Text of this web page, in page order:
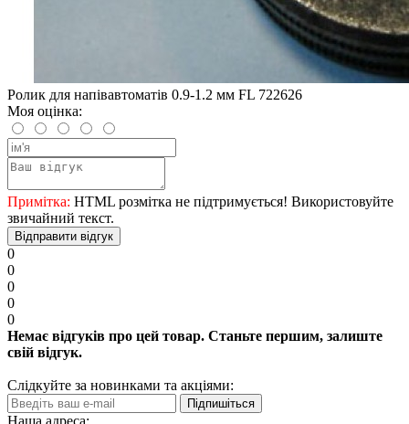
Ролик для напівавтоматів 0.9-1.2 мм FL 722626
Моя оцінка:
Примітка: HTML розмітка не підтримується! Використовуйте
звичайний текст.
Відправити відгук
0
0
0
0
0
Немає відгуків про цей товар. Станьте першим, залиште
свій відгук.
Слідкуйте за новинками та акціями:
Підпишіться
Наша адреса: